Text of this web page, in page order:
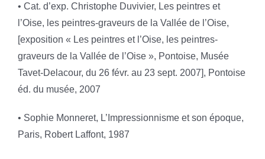
• Cat. d’exp. Christophe Duvivier, Les peintres et
l’Oise, les peintres-graveurs de la Vallée de l’Oise,
[exposition « Les peintres et l’Oise, les peintres-
graveurs de la Vallée de l’Oise », Pontoise, Musée
Tavet-Delacour, du 26 févr. au 23 sept. 2007], Pontoise
éd. du musée, 2007
• Sophie Monneret, L’Impressionnisme et son époque,
Paris, Robert Laffont, 1987